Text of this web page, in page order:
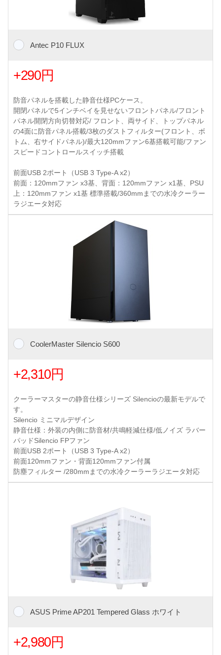
Antec P10 FLUX
+290円
防音パネルを搭載した静音仕様PCケース。
開閉パネルで5インチベイを見せないフロントパネル/フロント
パネル開閉方向切替対応/ フロント、両サイド、トップパネル
の4面に防音パネル搭載/3枚のダストフィルター(フロント、ボ
トム、右サイドパネル)/最大120mmファン6基搭載可能/ファン
スピードコントロールスイッチ搭載
前面USB 2ポート（USB 3 Type-A x2）
前面：120mmファン x3基、背面：120mmファン x1基、PSU
上：120mmファン x1基 標準搭載/360mmまでの水冷クーラー
ラジエータ対応
CoolerMaster Silencio S600
+2,310円
クーラーマスターの静音仕様シリーズ Silencioの最新モデルで
す。
Silencio ミニマルデザイン
静音仕様：外装の内側に防音材/共鳴軽減仕様/低ノイズ ラバー
パッドSilencio FPファン
前面USB 2ポート（USB 3 Type-A x2）
前面120mmファン・背面120mmファン付属
防塵フィルター /280mmまでの水冷クーラーラジエータ対応
ASUS Prime AP201 Tempered Glass ホワイト
+2,980円